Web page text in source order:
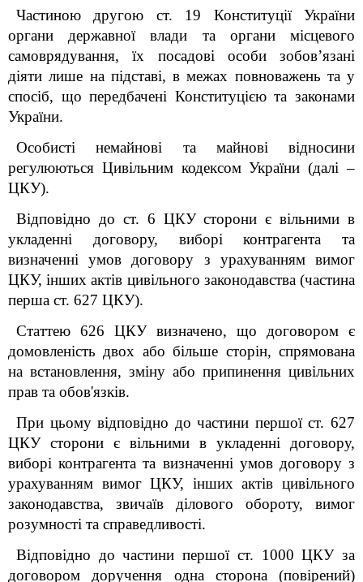
Частиною другою ст. 19 Конституції України
органи державної влади та органи місцевого
самоврядування, їх посадові особи зобов’язані
діяти лише на підставі, в межах повноважень та у
спосіб, що передбачені Конституцією та законами
України.
Особисті немайнові та майнові відносини
регулюються Цивільним кодексом України(далі –
ЦКУ).
Відповідно до ст. 6 ЦКУ сторони є вільними в
укладенні договору, виборі контрагента та
визначенні умов договору з урахуванням вимог
ЦКУ, інших актів цивільного законодавства (частина
перша ст. 627 ЦКУ).
Статтею 626 ЦКУ визначено, що договором є
домовленість двох або більше сторін, спрямована
на встановлення, зміну або припинення цивільних
прав та обов'язків.
При цьому відповідно до частини першої ст. 627
ЦКУ сторони є вільними в укладенні договору,
виборі контрагента та визначенні умов договору з
урахуванням вимог ЦКУ, інших актів цивільного
законодавства, звичаїв ділового обороту, вимог
розумності та справедливості.
Відповідно до частини першої ст. 1000 ЦКУ за
договором доручення одна сторона (повірений)